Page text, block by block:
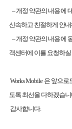
– 개정 약관의 내용에
신속하고 친절하게 안
– 개정 약관의 내용에
객센터에 이를 요청하
Works Mobile 은 앞으
도록 최선을 다하겠습니
감사합니다.